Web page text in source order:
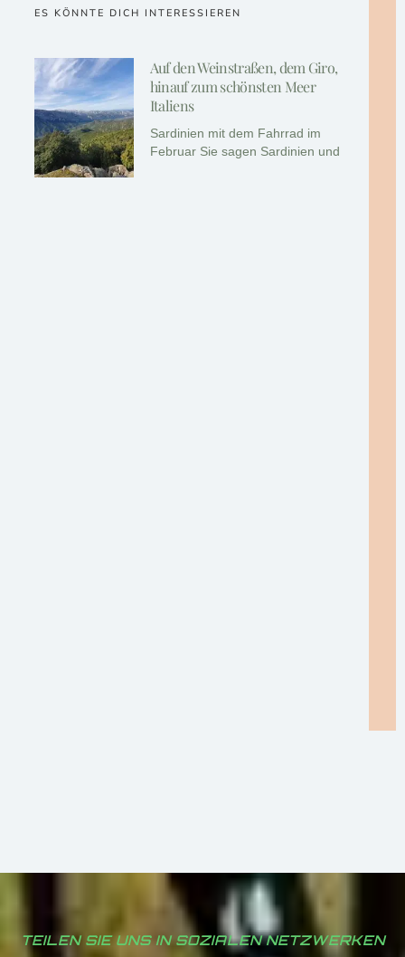
ES KÖNNTE DICH INTERESSIEREN
Auf den Weinstraßen, dem Giro,
hinauf zum schönsten Meer
Italiens
Sardinien mit dem Fahrrad im
Februar Sie sagen Sardinien und
TEILEN SIE UNS IN SOZIALEN NETZWERKEN